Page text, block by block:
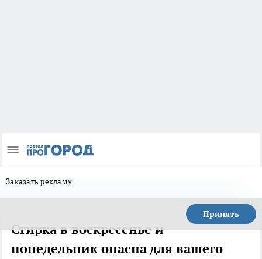
Заказать рекламу
Принять
Стирка в воскресенье и
понедельник опасна для вашего